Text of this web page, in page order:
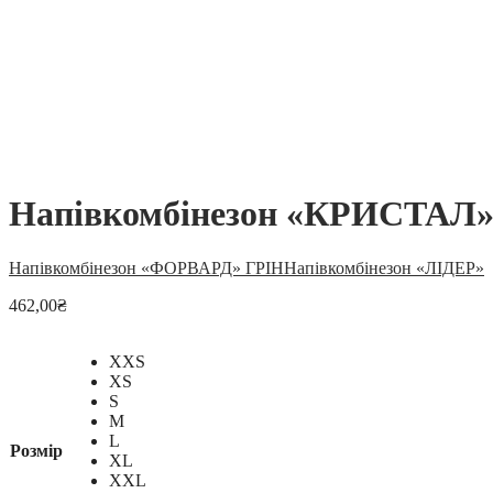
Напівкомбінезон
Напівкомбінезон «ФОРВАРД» ГРІННапівкомбінезон «ЛІДЕР»
462,00₴
Розмір
XXS
XS
S
M
L
XL
XXL